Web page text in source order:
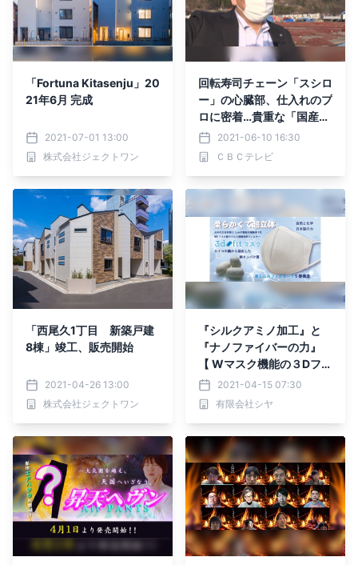
「Fortuna Kitasenju」20
21年6月 完成
2021-07-01 13:00
株式会社ジェクトワン
回転寿司チェーン「スシロ
ー」の心臓部、仕入れのプ
ロに密着…貴重な「国産サ
ーモン」のメニュー化に成
功するのか？6/13（日）B
ACKSTAGE（バックステ
2021-06-10 16:30
ＣＢＣテレビ
「西尾久1丁目 新築戸建
8棟」竣工、販売開始
2021-04-26 13:00
株式会社ジェクトワン
『シルクアミノ加工』と
『ナノファイバーの力』
【 Wマスク機能の３Dフィ
ット S i マスク 】をMaku
akeにて4月19日から先行
予約販売開始
2021-04-15 07:30
有限会社シヤ